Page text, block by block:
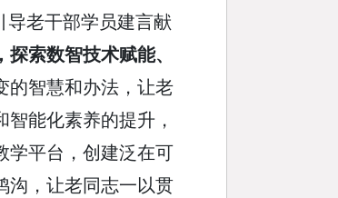
导老干部学员建言献
索数智技术赋能、
的智慧和办法，让老
能化素养的提升，
学平台，创建泛在可
沟，让老同志一以贯